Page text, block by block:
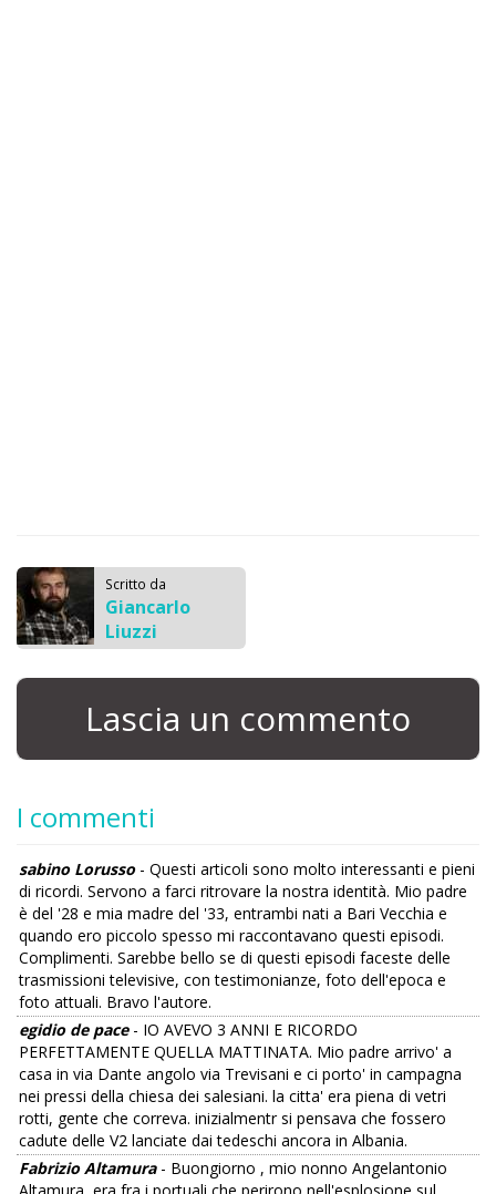
Scritto da
Giancarlo
Liuzzi
Lascia un commento
I commenti
sabino Lorusso- Questi articoli sono molto interessanti e pieni
di ricordi. Servono a farci ritrovare la nostra identità. Mio padre
è del '28 e mia madre del '33, entrambi nati a Bari Vecchia e
quando ero piccolo spesso mi raccontavano questi episodi.
Complimenti. Sarebbe bello se di questi episodi faceste delle
trasmissioni televisive, con testimonianze, foto dell'epoca e
foto attuali. Bravo l'autore.
egidio de pace- IO AVEVO 3 ANNI E RICORDO
PERFETTAMENTE QUELLA MATTINATA. Mio padre arrivo' a
casa in via Dante angolo via Trevisani e ci porto' in campagna
nei pressi della chiesa dei salesiani. la citta' era piena di vetri
rotti, gente che correva. inizialmentr si pensava che fossero
cadute delle V2 lanciate dai tedeschi ancora in Albania.
Fabrizio Altamura- Buongiorno , mio nonno Angelantonio